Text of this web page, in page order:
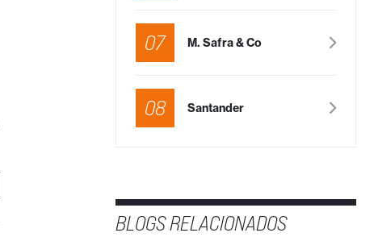
07 M. Safra & Co
08 Santander
BLOGS RELACIONADOS